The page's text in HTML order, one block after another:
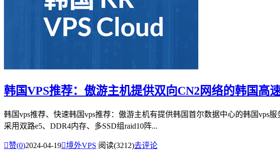
韩国VPS推荐：傲游主机提供双向CN2网络的韩国高
韩国vps推荐、快速韩国vps推荐：傲游主机有提供韩国首尔数据中心的韩国vps
采用双路e5、DDR4内存、多SSD组raid10阵...
赞(0)2024-04-19境外VPS 阅读(3212)去评论